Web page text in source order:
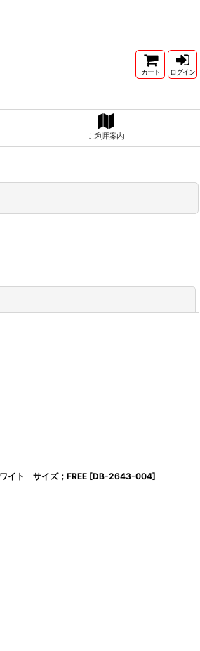
カート ログイン
ご利用案内
ト サイズ；FREE [DB-2643-004]